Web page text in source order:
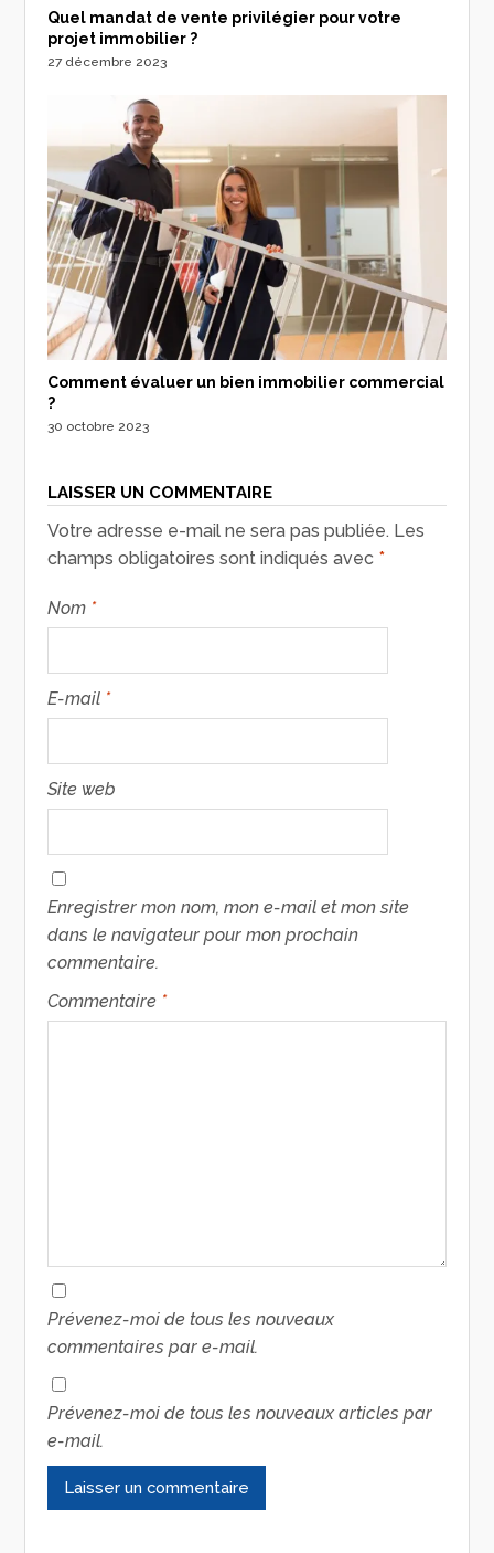
Quel mandat de vente privilégier pour votre
projet immobilier ?
27 décembre 2023
Comment évaluer un bien immobilier commercial
?
30 octobre 2023
LAISSER UN COMMENTAIRE
Votre adresse e-mail ne sera pas publiée. Les
champs obligatoires sont indiqués avec *
Nom *
E-mail *
Site web
Enregistrer mon nom, mon e-mail et mon site
dans le navigateur pour mon prochain
commentaire.
Commentaire *
Prévenez-moi de tous les nouveaux
commentaires par e-mail.
Prévenez-moi de tous les nouveaux articles par
e-mail.